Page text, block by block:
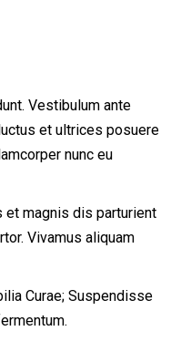
Vestibulum ante
et ultrices posuere
nunc eu
et magnis dis parturient
Vivamus aliquam
Curae; Suspendisse